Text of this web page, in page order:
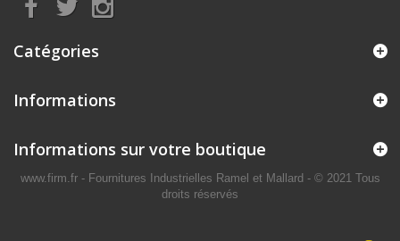
Catégories
Informations
Informations sur votre boutique
www.firm.fr - Fournitures Industrielles Ramel et Mallard - © 2021 Tous
droits réservés